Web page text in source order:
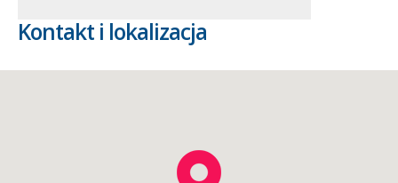
Kontakt i lokalizacja